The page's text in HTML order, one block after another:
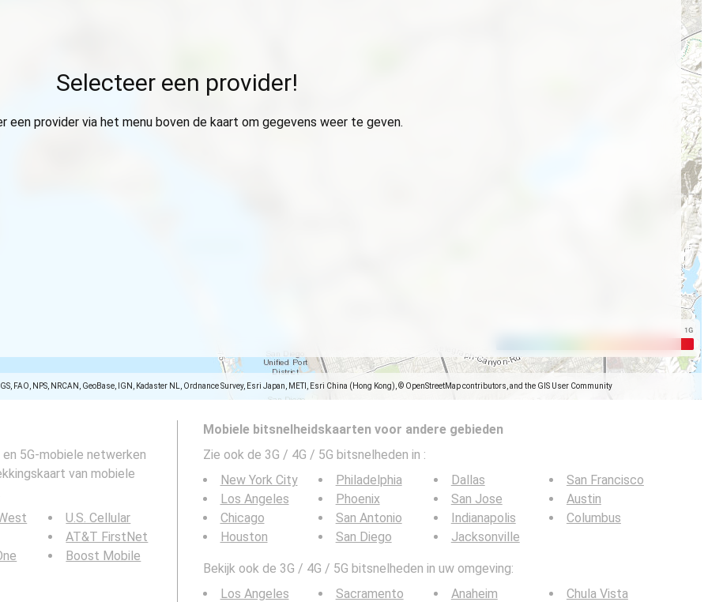
FAO, NPS, NRCAN, GeoBase, IGN, Kadaster NL, Ordnance Survey, Esri Japan, METI, Esri China (Hong Kong), © OpenStreetMap contributors, and the GIS User Community
Selecteer een provider!
een provider via het menu boven de kaart om gegevens weer te geven.
5G-mobiele netwerken
van mobiele
U.S. Cellular
AT&T FirstNet
Boost Mobile
Mobiele bitsnelheidskaarten voor andere gebieden
Zie ook de 3G / 4G / 5G bitsnelheden in :
New York City
Los Angeles
Chicago
Houston
Philadelphia
Phoenix
San Antonio
San Diego
Dallas
San Jose
Indianapolis
Jacksonville
San Francisco
Austin
Columbus
Bekijk ook de 3G / 4G / 5G bitsnelheden in uw omgeving:
Los Angeles
Sacramento
Anaheim
Chula Vista